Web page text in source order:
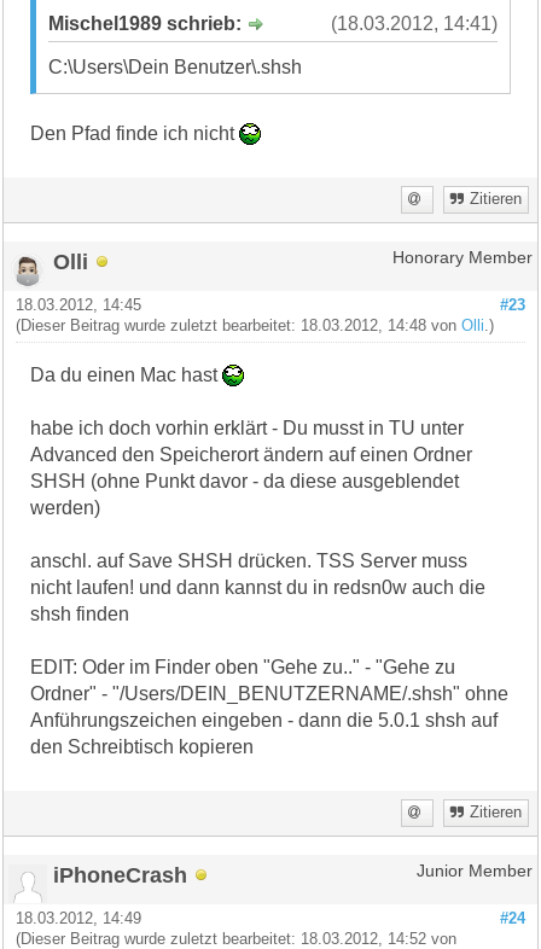
(18.03.2012, 14:41)
Mischel1989 schrieb:
C:\Users\Dein Benutzer\.shsh
Den Pfad finde ich nicht
Zitieren
Olli Honorary Member
#23
18.03.2012, 14:45
(Dieser Beitrag wurde zuletzt bearbeitet: 18.03.2012, 14:48 vonOlli .)
Da du einen Mac hast
habe ich doch vorhin erklärt - Du musst in TU unter
Advanced den Speicherort ändern auf einen Ordner
SHSH (ohne Punkt davor - da diese ausgeblendet
werden)
anschl. auf Save SHSH drücken. TSS Server muss
nicht laufen! und dann kannst du in redsn0w auch die
shsh finden
EDIT: Oder im Finder oben "Gehe zu.." - "Gehe zu
Ordner" - "/Users/DEIN_BENUTZERNAME/.shsh" ohne
Anführungszeichen eingeben - dann die 5.0.1 shsh auf
den Schreibtisch kopieren
Zitieren
iPhoneCrash Junior Member
#24
18.03.2012, 14:49
(Dieser Beitrag wurde zuletzt bearbeitet: 18.03.2012, 14:52 von